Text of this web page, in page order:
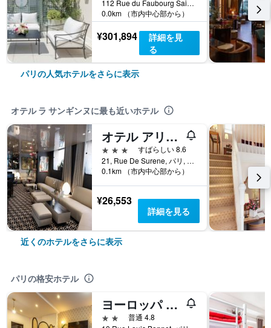
112 Rue du Faubourg Saint Honoré, パリ, フランス
0.0km （市内中心部から）
¥301,894
詳細を見
る
パリの人気ホテルをさらに表示
オテル ラ サンギンヌに最も近いホテル
オテル アリソン
3つ星
すばらしい 8.6
21, Rue De Surene, パリ, フランス
0.1km （市内中心部から）
¥26,553
詳細を見る
近くのホテルをさらに表示
パリの格安ホテル
ヨーロッパ BLV パリ
2つ星
普通 4.8